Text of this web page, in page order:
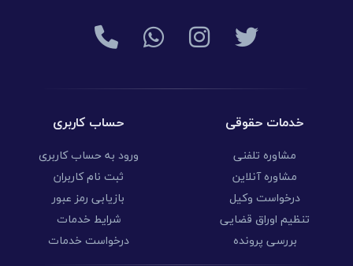
خدمات حقوقی
مشاوره تلفنی
مشاوره آنلاین
درخواست وکیل
تنظیم اوراق قضایی
بررسی پرونده
حساب کاربری
ورود به حساب کاربری
ثبت نام کاربران
بازیابی رمز عبور
شرایط خدمات
درخواست خدمات